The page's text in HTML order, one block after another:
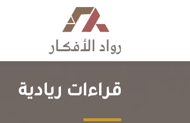
قراءات ريادية